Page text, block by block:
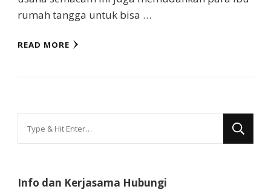
rumah tangga untuk bisa …
READ MORE
Info dan Kerjasama Hubungi